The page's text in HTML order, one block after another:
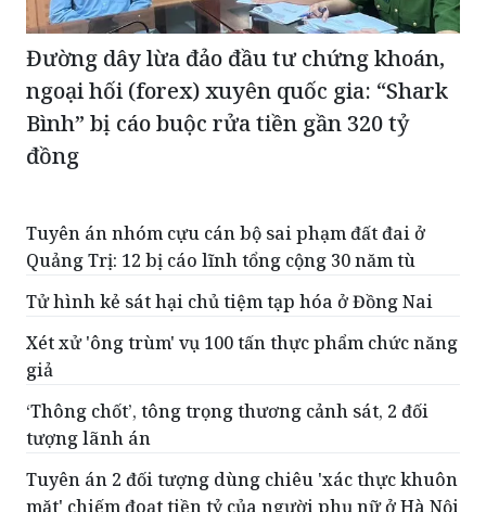
Đường dây lừa đảo đầu tư chứng khoán,
ngoại hối (forex) xuyên quốc gia: “Shark
Bình” bị cáo buộc rửa tiền gần 320 tỷ
đồng
Tuyên án nhóm cựu cán bộ sai phạm đất đai ở
Quảng Trị: 12 bị cáo lĩnh tổng cộng 30 năm tù
Tử hình kẻ sát hại chủ tiệm tạp hóa ở Đồng Nai
Xét xử 'ông trùm' vụ 100 tấn thực phẩm chức năng
giả
‘Thông chốt’, tông trọng thương cảnh sát, 2 đối
tượng lãnh án
Tuyên án 2 đối tượng dùng chiêu 'xác thực khuôn
mặt' chiếm đoạt tiền tỷ của người phụ nữ ở Hà Nội